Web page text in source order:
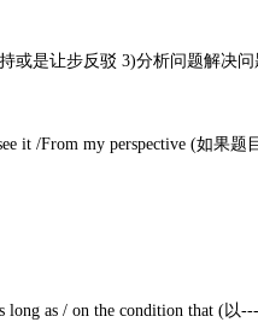
是让步反驳 3)分析问题解决问
/From my perspective (如果题
as / on the condition that (以